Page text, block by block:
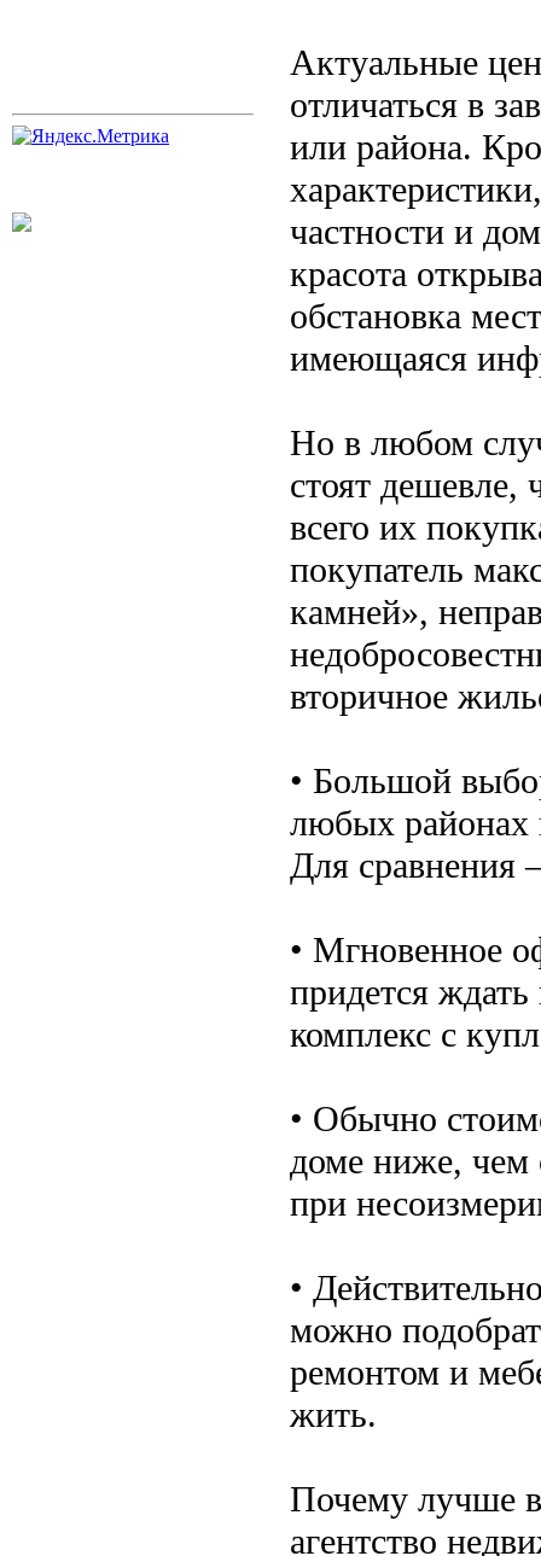
Актуальные
отличаться в
или района.
частности и
красота
обстановка
имеющаяся
Но в любом
стоят дешевле,
всего их
покупатель
камней»,
вторичное
• Большой
любых районах
Для сравнения
• Мгновенное
придется
комплекс с
• Обычно
доме ниже, чем
при
•
можно
ремонтом и
жить.
Почему лучше
агентство